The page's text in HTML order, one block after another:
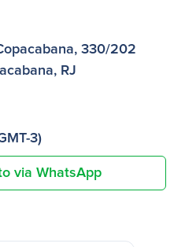
330/202
RJ
3)
via WhatsApp